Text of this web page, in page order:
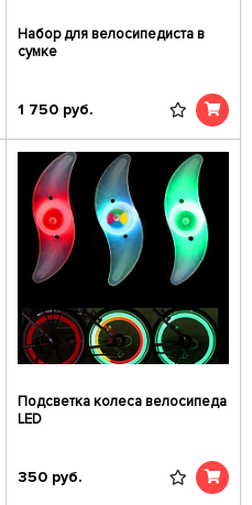
Набор для велосипедиста в
сумке
1 750 руб.
Подсветка колеса велосипеда
LED
350 руб.